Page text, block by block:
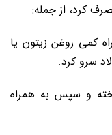
کرد، از جمله:
کمی روغن زیتون یا
سرو کرد.
و سپس به همراه